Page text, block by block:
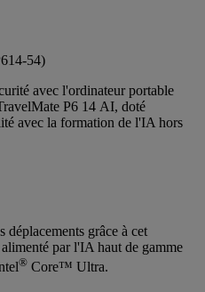
54)
avec l'ordinateur portable
P6 14 AI, doté
avec la formation de l'IA hors
grâce à cet
par l'IA haut de gamme
® Core™ Ultra.